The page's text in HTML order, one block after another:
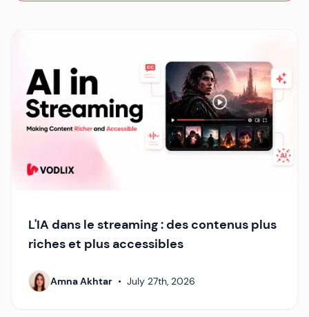
L'IA dans le streaming : des contenus plus
riches et plus accessibles
Amna Akhtar • July 27th, 2026